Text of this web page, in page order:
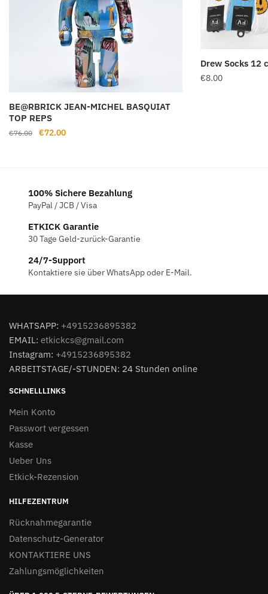
BE@RBRICK JEAN-MICHEL BASQUIAT
TOP REPS
€76.00
Ursprünglicher
€72.00Aktueller
Drew Socks 12
€8.00
100% Sichere Bezahlung
PayPal / JCB / Visa
ETKICK Garantie
30 Tage Geld-zurück-Garantie
24/7-Support
Kontaktiere sie über WhatsApp oder E-Mail.
WHATSAPP: +4915236895382
EMAIL: etkickcs@gmail.com
Instagram: +4915236895382
ARBEITSTAGE/-STUNDEN: 24 Stunden online
SCHNELLLINKS
Mein Konto
Passwort vergessen
Kasse
Ueber Uns
Etkick-Rezension
HILFEZENTRUM
Rücknahmegarantie
Datenschutz-Generator
KONTAKTIERE UNS
Zahlungsmöglichkeiten